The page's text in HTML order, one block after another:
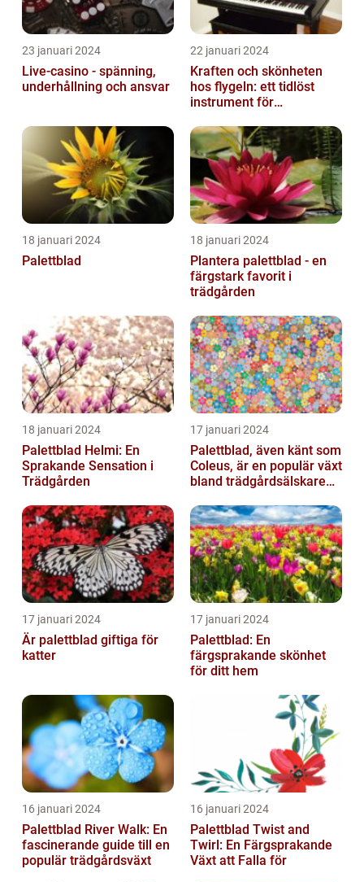
23 januari 2024
Live-casino - spänning,
underhållning och ansvar
22 januari 2024
Kraften och skönheten
hos flygeln: ett tidlöst
instrument för
18 januari 2024
Palettblad
18 januari 2024
Plantera palettblad - en
färgstark favorit i
trädgården
18 januari 2024
Palettblad Helmi: En
Sprakande Sensation i
Trädgården
17 januari 2024
Palettblad, även känt som
Coleus, är en populär växt
bland trädgårdsälskare
17 januari 2024
Är palettblad giftiga för
katter
17 januari 2024
Palettblad: En
färgsprakande skönhet
för ditt hem
16 januari 2024
Palettblad River Walk: En
fascinerande guide till en
populär trädgårdsväxt
16 januari 2024
Palettblad Twist and
Twirl: En Färgsprakande
Växt att Falla för